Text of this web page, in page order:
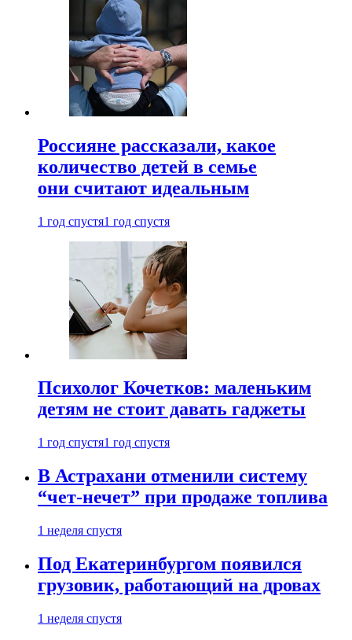
Россияне рассказали, какое
количество детей в семье
они считают идеальным
1 год спустя1 год спустя
Психолог Кочетков: маленьким
детям не стоит давать гаджеты
1 год спустя1 год спустя
В Астрахани отменили систему
“чет-нечет” при продаже топлива
1 неделя спустя
Под Екатеринбургом появился
грузовик, работающий на дровах
1 неделя спустя